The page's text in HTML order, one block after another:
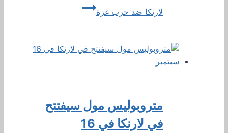
لارنكا ضد حرب غزة
متروبوليس مول سيفتتح
في لارنكا في 16